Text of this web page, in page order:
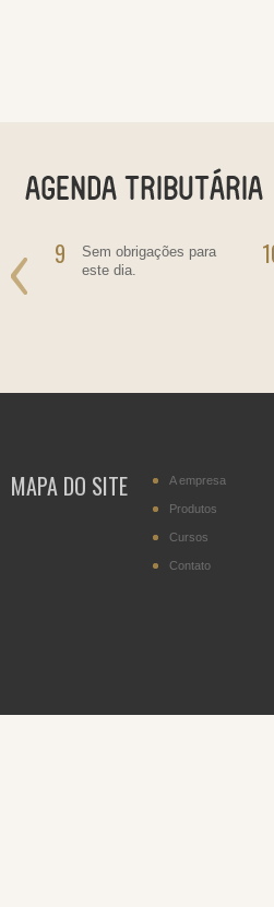
9
Sem obrigações para
este dia.
MAPA DO SITE A empresa
Produtos
Cursos
Contato